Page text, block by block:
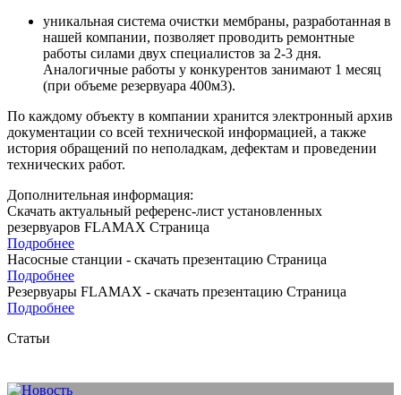
уникальная система очистки мембраны, разработанная в
нашей компании, позволяет проводить ремонтные
работы силами двух специалистов за 2-3 дня.
Аналогичные работы у конкурентов занимают 1 месяц
(при объеме резервуара 400м3).
По каждому объекту в компании хранится электронный архив
документации со всей технической информацией, а также
история обращений по неполадкам, дефектам и проведении
технических работ.
Дополнительная информация:
Скачать актуальный референс-лист установленных
резервуаров FLAMAX Страница
Подробнее
Насосные станции - скачать презентацию Страница
Подробнее
Резервуары FLAMAX - скачать презентацию Страница
Подробнее
Статьи